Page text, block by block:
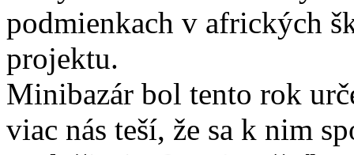
podmienkach v afrických
projektu.
Minibazár bol tento rok
viac nás teší, že sa k nim